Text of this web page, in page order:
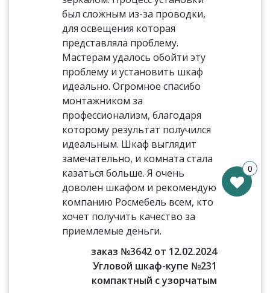
был сложным из-за проводки,
для освещения которая
представляла проблему.
Мастерам удалось обойти эту
проблему и установить шкаф
идеально. Огромное спасибо
монтажником за
профессионализм, благодаря
которому результат получился
идеальным. Шкаф выглядит
замечательно, и комната стала
казаться больше. Я очень
доволен шкафом и рекомендую
компанию Росмебель всем, кто
хочет получить качество за
приемлемые деньги.
заказ №3642 от 12.02.2024
Угловой шкаф-купе №231
компактный с узорчатым
0